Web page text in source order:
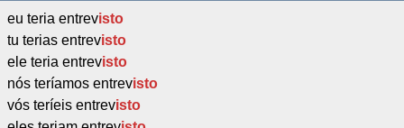
eu teria entrevisto
tu terias entrevisto
ele teria entrevisto
nós teríamos entrevisto
vós teríeis entrevisto